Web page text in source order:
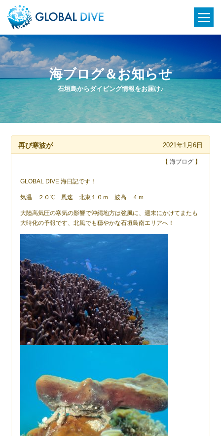
石垣島からダイビング情報をお届け♪
海ブログ＆お知らせ
再び寒波が 2021年1月6日
【 海ブログ】
GLOBAL DIVE 海日記です！
気温 ２０℃ 風速 北東１０ｍ 波高 ４ｍ
大陸高気圧の寒気の影響で沖縄地方は強風に、週末にかけてまたも
大時化の予報です、北風でも穏やかな石垣島南エリアへ！